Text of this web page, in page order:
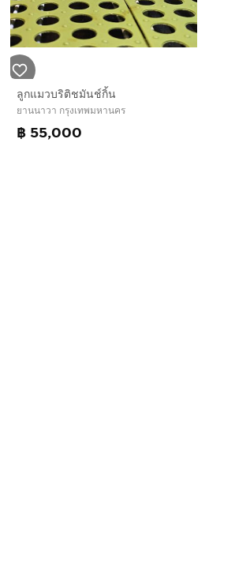
ลูกแมวบริติชมันช์กิ้น
ยานนาวา กรุงเทพมหานคร
฿ 55,000